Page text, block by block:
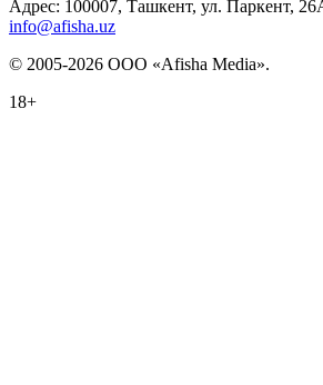
Адрес: 100007, Ташкент, ул. Паркент,
info@afisha.uz
© 2005-2026 ООО «Afisha Media».
18+